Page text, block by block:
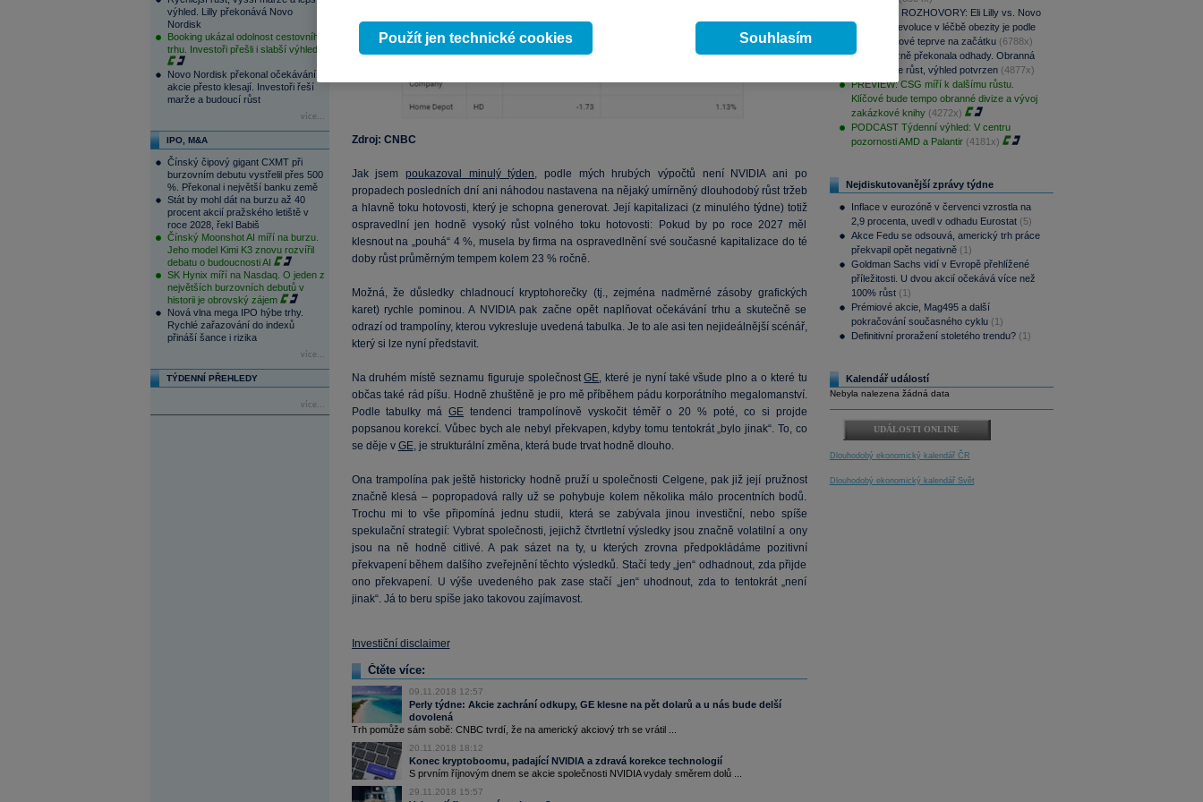
výhled. Lilly překonává Novo
Nordisk
Booking ukázal odolnost cestovního
trhu. Investoři přešli i slabší výhled
Novo Nordisk překonal očekávání,
akcie přesto klesají. Investoři řeší
marže a budoucí růst
více...
IPO, M&A
Čínský čipový gigant CXMT při
burzovním debutu vystřelil přes 500
%. Překonal i největší banku země
Stát by mohl dát na burzu až 40
procent akcií pražského letiště v
roce 2028, řekl Babiš
Čínský Moonshot AI míří na burzu.
Jeho model Kimi K3 znovu rozvířil
debatu o budoucnosti AI
SK Hynix míří na Nasdaq. O jeden z
největších burzovních debutů v
historii je obrovský zájem
Nová vlna mega IPO hýbe trhy.
Rychlé zařazování do indexů
přináší šance i rizika
více...
TÝDENNÍ PŘEHLEDY
více...
Zdroj: CNBC
Jak jsem poukazoval minulý týden, podle mých hrubých výpočtů není NVIDIA ani po
propadech posledních dní ani náhodou nastavena na nějaký umírněný dlouhodobý růst tržeb
a hlavně toku hotovosti, který je schopna generovat. Její kapitalizaci (z minulého týdne) totiž
ospravedlní jen hodně vysoký růst volného toku hotovosti: Pokud by po roce 2027 měl
klesnout na „pouhá“ 4 %, musela by firma na ospravedlnění své současné kapitalizace do té
doby růst průměrným tempem kolem 23 % ročně.
Možná, že důsledky chladnoucí kryptohorečky (tj., zejména nadměrné zásoby grafických
karet) rychle pominou. A NVIDIA pak začne opět naplňovat očekávání trhu a skutečně se
odrazí od trampolíny, kterou vykresluje uvedená tabulka. Je to ale asi ten nejideálnější scénář,
který si lze nyní představit.
Na druhém místě seznamu figuruje společnostGE, které je nyní také všude plno a o které tu
občas také rád píšu. Hodně zhuštěně je pro mě příběhem pádu korporátního megalomanství.
Podle tabulky máGE tendenci trampolínově vyskočit téměř o 20 % poté, co si projde
popsanou korekcí. Vůbec bych ale nebyl překvapen, kdyby tomu tentokrát „bylo jinak“. To, co
se děje v GE, je strukturální změna, která bude trvat hodně dlouho.
Ona trampolína pak ještě historicky hodně pruží u společnosti Celgene, pak již její pružnost
značně klesá – popropadová rally už se pohybuje kolem několika málo procentních bodů.
Trochu mi to vše připomíná jednu studii, která se zabývala jinou investiční, nebo spíše
spekulační strategií: Vybrat společnosti, jejichž čtvrtletní výsledky jsou značně volatilní a ony
jsou na ně hodně citlivé. A pak sázet na ty, u kterých zrovna předpokládáme pozitivní
překvapení během dalšího zveřejnění těchto výsledků. Stačí tedy „jen“ odhadnout, zda přijde
ono překvapení. U výše uvedeného pak zase stačí „jen“ uhodnout, zda to tentokrát „není
jinak“. Já to beru spíše jako takovou zajímavost.
Investiční disclaimer
Čtěte více:
09.11.2018 12:57
Perly týdne: Akcie zachrání odkupy, GE klesne na pět dolarů a u nás bude delší
dovolená
Trh pomůže sám sobě: CNBC tvrdí, že na americký akciový trh se vrátil ...
20.11.2018 18:12
Konec kryptoboomu, padající NVIDIA a zdravá korekce technologií
S prvním říjnovým dnem se akcie společnosti NVIDIA vydaly směrem dolů ...
29.11.2018 15:57
PODCAST ROZHOVORY: Eli Lilly vs. Novo
Nordisk. Revoluce v léčbě obezity je podle
MUDr. Kunové teprve na začátku (6788x)
CSG výrazně překonala odhady. Obranná
divize táhne růst, výhled potvrzen (4877x)
PREVIEW: CSG míří k dalšímu růstu.
Klíčové bude tempo obranné divize a vývoj
zakázkové knihy (4272x)
PODCAST Týdenní výhled: V centru
pozornosti AMD a Palantir (4181x)
Nejdiskutovanější zprávy týdne
Inflace v eurozóně v červenci vzrostla na
2,9 procenta, uvedl v odhadu Eurostat (5)
Akce Fedu se odsouvá, americký trh práce
překvapil opět negativně (1)
Goldman Sachs vidí v Evropě přehlížené
příležitosti. U dvou akcií očekává více než
100% růst (1)
Prémiové akcie, Mag495 a další
pokračování současného cyklu (1)
Definitivní proražení stoletého trendu? (1)
Kalendář událostí
Nebyla nalezena žádná data
UDÁLOSTI ONLINE
Dlouhodobý ekonomický kalendář ČR
Dlouhodobý ekonomický kalendář Svět
Použít jen technické cookies Souhlasím